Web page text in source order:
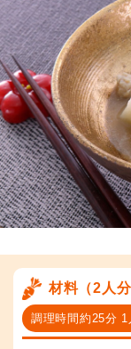
材料（2人分
調理時間約25分 1